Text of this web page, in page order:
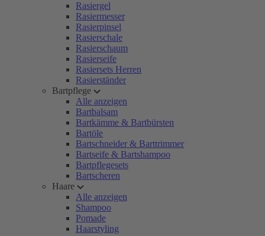
Rasiergel
Rasiermesser
Rasierpinsel
Rasierschale
Rasierschaum
Rasierseife
Rasiersets Herren
Rasierständer
Bartpflege
Alle anzeigen
Bartbalsam
Bartkämme & Bartbürsten
Bartöle
Bartschneider & Barttrimmer
Bartseife & Bartshampoo
Bartpflegesets
Bartscheren
Haare
Alle anzeigen
Shampoo
Pomade
Haarstyling